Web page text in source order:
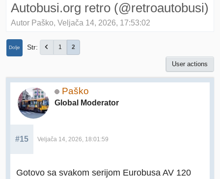
Autobusi.org retro (@retroautobusi)
Autor Paško, Veljača 14, 2026, 17:53:02
Dolje Str 1 2
User actions
Paško
Global Moderator
#15 Veljača 14, 2026, 18:01:59
Gotovo sa svakom serijom Eurobusa AV 120